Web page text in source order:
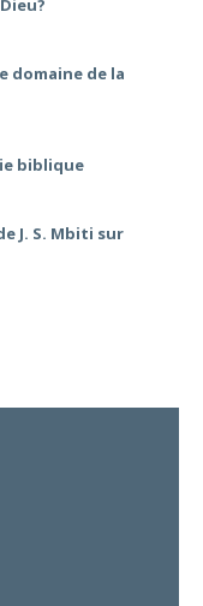
domaine de la
biblique
J. S. Mbiti sur